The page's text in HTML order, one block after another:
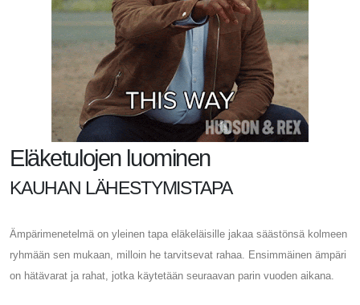
Eläketulojen luominen
KAUHAN LÄHESTYMISTAPA
Ämpärimenetelmä on yleinen tapa eläkeläisille jakaa säästönsä kolmeen
ryhmään sen mukaan, milloin he tarvitsevat rahaa. Ensimmäinen ämpäri
on hätävarat ja rahat, jotka käytetään seuraavan parin vuoden aikana.